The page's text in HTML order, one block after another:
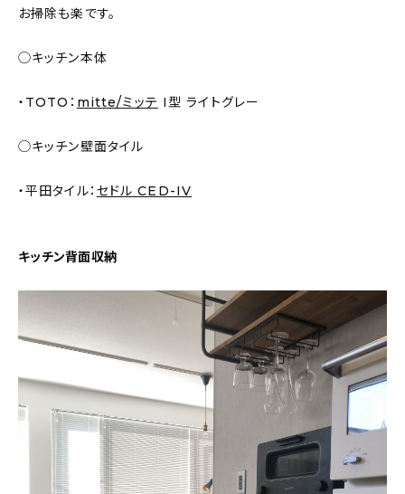
お掃除も楽です。
◯キッチン本体
・TOTO： mitte/ミッテ I型 ライトグレー
◯キッチン壁面タイル
・平田タイル： セドル CED-IV
キッチン背面収納